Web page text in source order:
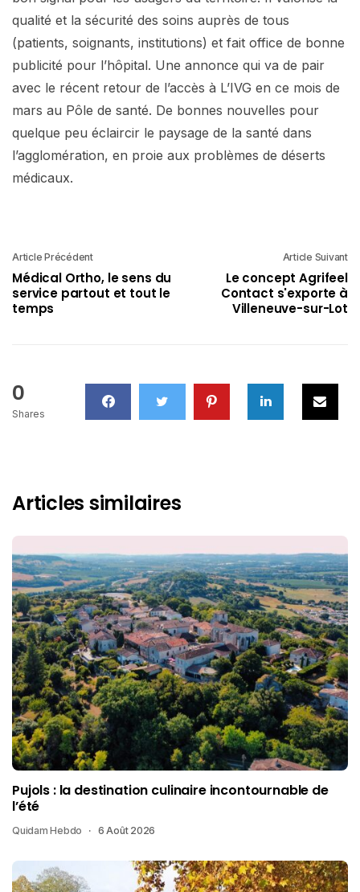
qualité et la sécurité des soins auprès de tous
(patients, soignants, institutions) et fait office de bonne
publicité pour l’hôpital. Une annonce qui va de pair
avec le récent retour de l’accès à L’IVG en ce mois de
mars au Pôle de santé. De bonnes nouvelles pour
quelque peu éclaircir le paysage de la santé dans
l’agglomération, en proie aux problèmes de déserts
médicaux.
Article Précédent
Médical Ortho, le sens du
service partout et tout le
temps
Article Suivant
Le concept Agrifeel
Contact s'exporte à
Villeneuve-sur-Lot
0
Shares
Articles similaires
Pujols : la destination culinaire incontournable de
l’été
Quidam Hebdo 6 Août 2026